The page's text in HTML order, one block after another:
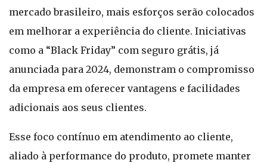
mercado brasileiro, mais esforços serão colocados
em melhorar a experiência do cliente. Iniciativas
como a “Black Friday” com seguro grátis, já
anunciada para 2024, demonstram o compromisso
da empresa em oferecer vantagens e facilidades
adicionais aos seus clientes.
Esse foco contínuo em atendimento ao cliente,
aliado à performance do produto, promete manter